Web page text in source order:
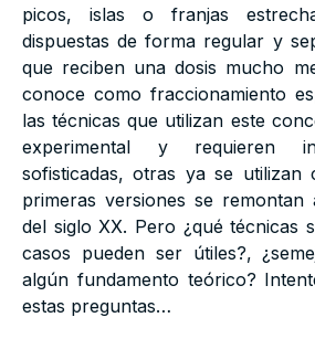
picos, islas o franjas
dispuestas de forma regular y
que reciben una dosis mucho
conoce como fraccionamiento
las técnicas que utilizan este
experimental y requieren
sofisticadas, otras ya se utilizan
primeras versiones se
del siglo XX. Pero ¿qué técnicas
casos pueden ser útiles?,
algún fundamento teórico?
estas preguntas…